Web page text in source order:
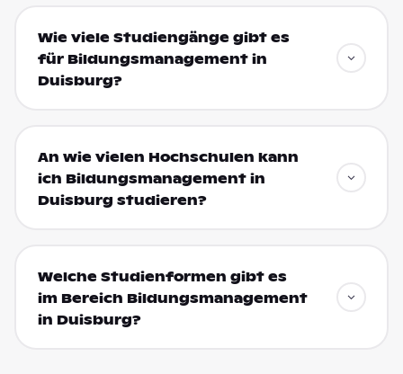
Wie viele Studiengänge gibt es
für Bildungsmanagement in
Duisburg?
An wie vielen Hochschulen kann
ich Bildungsmanagement in
Duisburg studieren?
Welche Studienformen gibt es
im Bereich Bildungsmanagement
in Duisburg?